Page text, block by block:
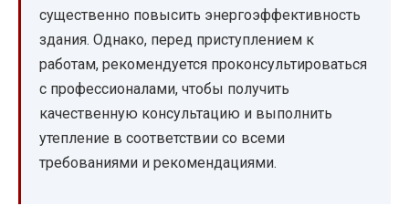
существенно повысить энергоэффективность
здания. Однако, перед приступлением к
работам, рекомендуется проконсультироваться
с профессионалами, чтобы получить
качественную консультацию и выполнить
утепление в соответствии со всеми
требованиями и рекомендациями.